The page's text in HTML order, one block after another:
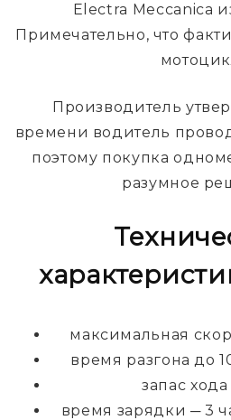
Electra Meccanica
Примечательно, что
Производитель
времени водитель
поэтому покупка
разумное
максимальная
время разгона до
запас хода
время зарядки ─ 3